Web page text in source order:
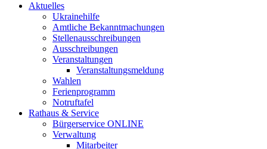
Aktuelles
Ukrainehilfe
Amtliche Bekanntmachungen
Stellenausschreibungen
Ausschreibungen
Veranstaltungen
Veranstaltungsmeldung
Wahlen
Ferienprogramm
Notruftafel
Rathaus & Service
Bürgerservice ONLINE
Verwaltung
Mitarbeiter